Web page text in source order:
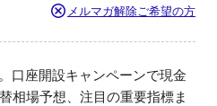
メルマガ解除ご希望の方
口座開設キャンペーンで現金
相場予想、注目の重要指標ま